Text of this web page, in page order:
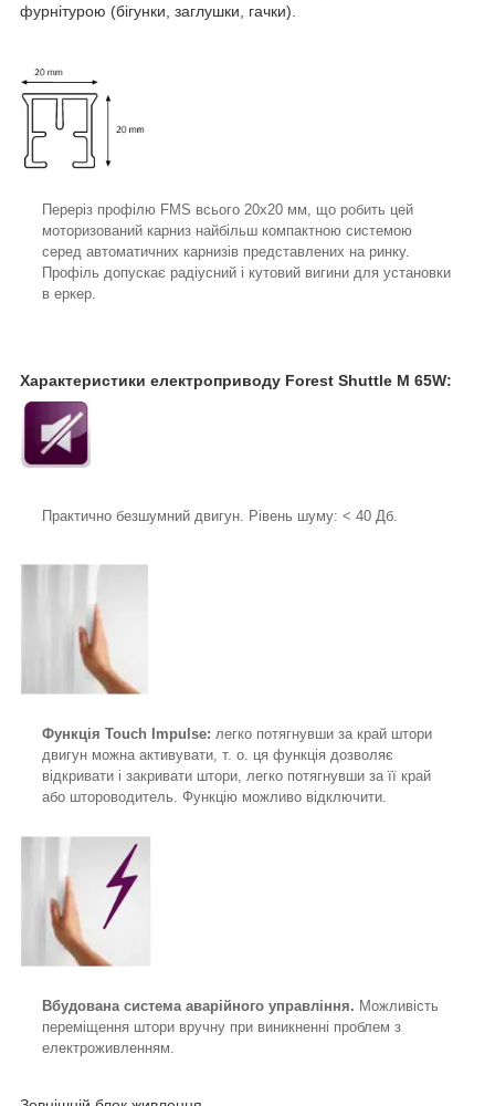
фурнітурою (бігунки, заглушки, гачки).
Переріз профілю FMS всього 20х20 мм, що робить цей
моторизований карниз найбільш компактною системою
серед автоматичних карнизів представлених на ринку.
Профіль допускає радіусний і кутовий вигини для установки
в еркер.
Характеристики електроприводу Forest Shuttle M 65W:
Практично безшумний двигун. Рівень шуму: < 40 Дб.
Функція Touch Impulse: легко потягнувши за край штори
двигун можна активувати, т. о. ця функція дозволяє
відкривати і закривати штори, легко потягнувши за її край
або штороводитель. Функцію можливо відключити.
Вбудована система аварійного управління. Можливість
переміщення штори вручну при виникненні проблем з
електроживленням.